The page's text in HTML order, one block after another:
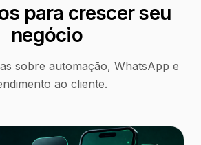
para crescer seu
negócio
sobre automação, WhatsApp e
ao cliente.